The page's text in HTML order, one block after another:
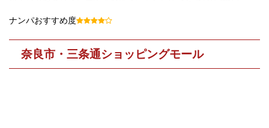
ナンパおすすめ度
奈良市・三条通ショッピングモール